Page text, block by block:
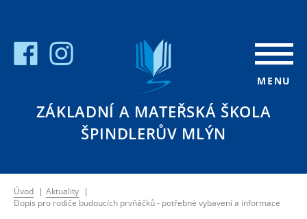
ZÁKLADNÍ A MATEŘSKÁ ŠKOLA
ŠPINDLERŮV MLÝN
MENU
Úvod | Aktuality |
Dopis pro rodiče budoucích prvňáčků - potřebné vybavení a informace